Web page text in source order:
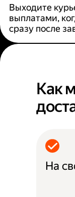
Выходите
выплатами,
сразу после
Как
На